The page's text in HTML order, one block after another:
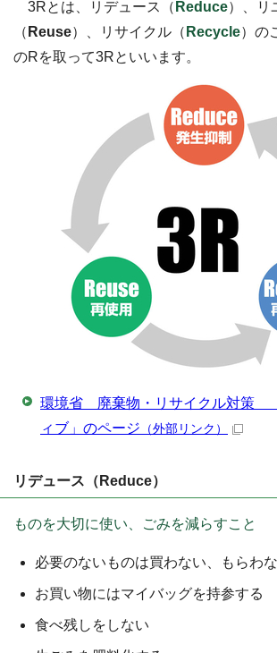
3Rとは、リデュース（ Reduce）、リ
（ Reuse）、リサイクル（ Recycle）の
のRを取って3Rといいます。
環境省 廃棄物・リサイクル対策
ィブ」のページ （外部リンク）
リデュース（Reduce）
ものを大切に使い、ごみを減らすこと
必要のないものは買わない、もらわ
お買い物にはマイバッグを持参する
食べ残しをしない